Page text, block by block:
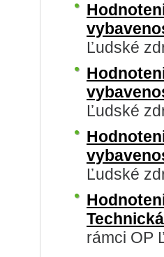
Ľudské
Ľudské
Ľudské
rámci OP